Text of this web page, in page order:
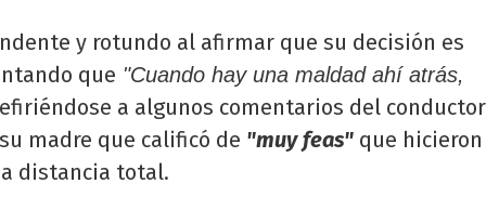
y rotundo al afirmar que su decisión es
que "Cuando hay una maldad ahí atrás,
a algunos comentarios del conductor
madre que calificó de "muy feas" que hicieron
distancia total.